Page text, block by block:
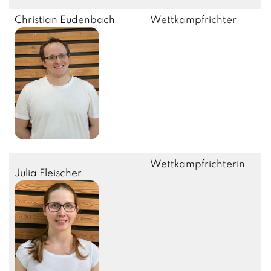
Christian Eudenbach Wettkampfrichter
Julia Fleischer
Wettkampfrichterin